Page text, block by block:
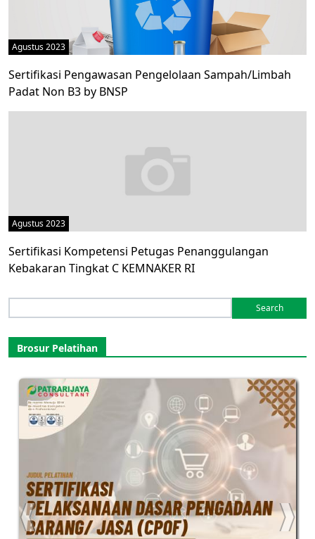
Agustus 2023
Sertifikasi Pengawasan Pengelolaan Sampah/Limbah
Padat Non B3 by BNSP
Agustus 2023
Sertifikasi Kompetensi Petugas Penanggulangan
Kebakaran Tingkat C KEMNAKER RI
for:
Brosur Pelatihan